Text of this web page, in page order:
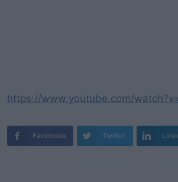
https://www.youtube.com/
Facebook Twitter